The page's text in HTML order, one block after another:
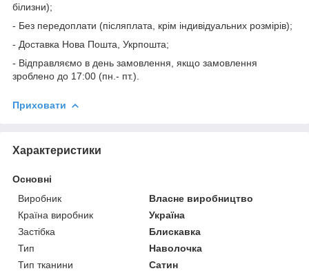
білизни);
- Без передоплати (післяплата, крім індивідуальних розмірів);
- Доставка Нова Пошта, Укрпошта;
- Відправляємо в день замовлення, якщо замовлення
зроблено до 17:00 (пн.- пт.).
Приховати
Характеристики
Основні
Виробник
Власне виробництво
Країна виробник
Україна
Застібка
Блискавка
Тип
Наволочка
Тип тканини
Сатин